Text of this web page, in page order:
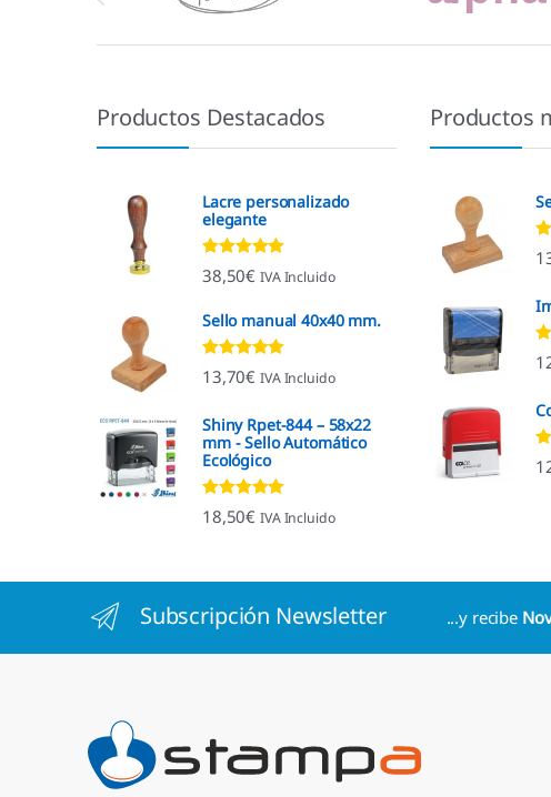
Productos Destacados
Lacre personalizado
elegante
Valorado con
4.92de 5
38,50€ IVA Incluido
Sello manual 40x40 mm.
Valorado con
4.96de 5
13,70€ IVA Incluido
Shiny Rpet-844 – 58x22
mm - Sello Automático
Ecológico
Valorado con
4.96de 5
18,50€ IVA Incluido
Productos
Subscripción Newsletter ...y recibe